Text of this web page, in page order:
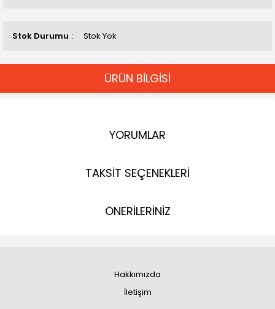
Stok Durumu Stok Yok
ÜRÜN BİLGİSİ
YORUMLAR
TAKSİT SEÇENEKLERİ
ÖNERİLERİNİZ
Hakkımızda
İletişim